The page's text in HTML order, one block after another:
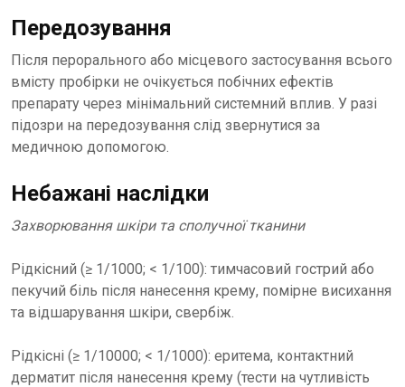
Передозування
Після перорального або місцевого застосування всього
вмісту пробірки не очікується побічних ефектів
препарату через мінімальний системний вплив. У разі
підозри на передозування слід звернутися за
медичною допомогою.
Небажані наслідки
Захворювання шкіри та сполучної тканини
Рідкісний (≥ 1/1000; < 1/100): тимчасовий гострий або
пекучий біль після нанесення крему, помірне висихання
та відшарування шкіри, свербіж.
Рідкісні (≥ 1/10000; < 1/1000): еритема, контактний
дерматит після нанесення крему (тести на чутливість